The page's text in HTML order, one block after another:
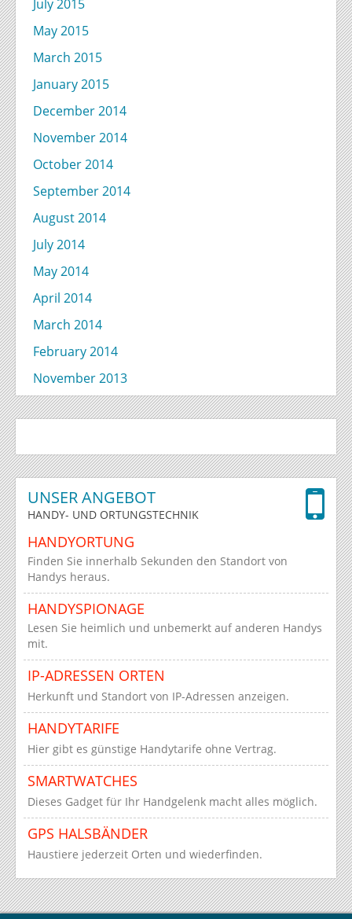
July 2015
May 2015
March 2015
January 2015
December 2014
November 2014
October 2014
September 2014
August 2014
July 2014
May 2014
April 2014
March 2014
February 2014
November 2013
UNSER ANGEBOT
HANDY- UND ORTUNGSTECHNIK
HANDYORTUNG
Finden Sie innerhalb Sekunden den Standort von
Handys heraus.
HANDYSPIONAGE
Lesen Sie heimlich und unbemerkt auf anderen Handys
mit.
IP-ADRESSEN ORTEN
Herkunft und Standort von IP-Adressen anzeigen.
HANDYTARIFE
Hier gibt es günstige Handytarife ohne Vertrag.
SMARTWATCHES
Dieses Gadget für Ihr Handgelenk macht alles möglich.
GPS HALSBÄNDER
Haustiere jederzeit Orten und wiederfinden.